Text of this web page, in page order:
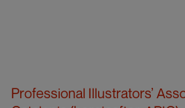
Professional Illustrators’